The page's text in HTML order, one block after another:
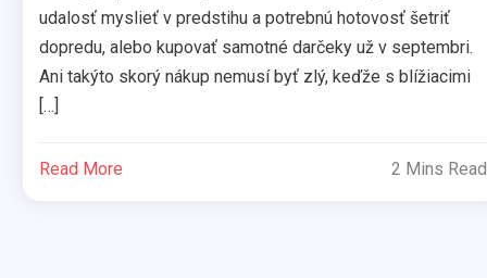
udalosť myslieť v predstihu a potrebnú hotovosť šetriť
dopredu, alebo kupovať samotné darčeky už v septembri.
Ani takýto skorý nákup nemusí byť zlý, keďže s blížiacimi
[…]
Read More 2 Mins Read